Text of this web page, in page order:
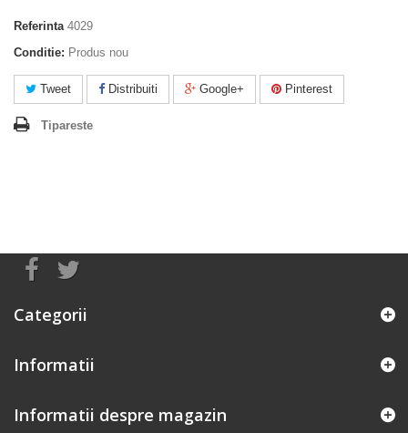
Referinta 4029
Conditie: Produs nou
Tweet Distribuiti Google+ Pinterest
Tipareste
Categorii
Informatii
Informatii despre magazin